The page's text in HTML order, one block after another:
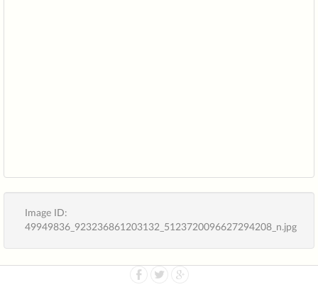
Image ID:
49949836_923236861203132_5123720096627294208_n.jpg